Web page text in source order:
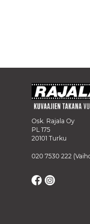
Osk. Rajala Oy
PL 175
20101 Turku
020 7530 222